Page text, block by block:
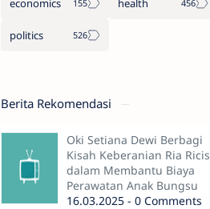
economics health
politics
Berita Rekomendasi
Oki Setiana Dewi Berbagi
Kisah Keberanian Ria Ricis
dalam Membantu Biaya
Perawatan Anak Bungsu
16.03.2025 - 0 Comments